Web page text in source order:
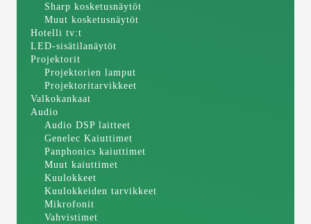
Sharp kosketusnäytöt
Muut kosketusnäytöt
Hotelli tv:t
LED-sisätilanäytöt
Projektorit
Projektorien lamput
Projektoritarvikkeet
Valkokankaat
Audio
Audio DSP laitteet
Genelec Kaiuttimet
Panphonics kaiuttimet
Muut kaiuttimet
Kuulokkeet
Kuulokkeiden tarvikkeet
Mikrofonit
Vahvistimet